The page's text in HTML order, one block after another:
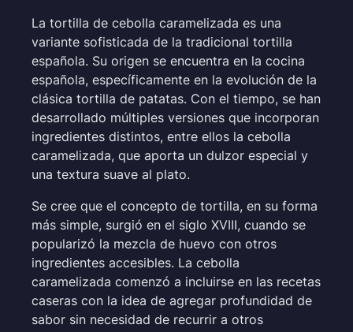
La tortilla de cebolla caramelizada es una
variante sofisticada de la tradicional tortilla
española. Su origen se encuentra en la cocina
española, específicamente en la evolución de la
clásica tortilla de patatas. Con el tiempo, se han
desarrollado múltiples versiones que incorporan
ingredientes distintos, entre ellos la cebolla
caramelizada, que aporta un dulzor especial y
una textura suave al plato.
Se cree que el concepto de tortilla, en su forma
más simple, surgió en el siglo XVIII, cuando se
popularizó la mezcla de huevo con otros
ingredientes accesibles. La cebolla
caramelizada comenzó a incluirse en las recetas
caseras con la idea de agregar profundidad de
sabor sin necesidad de recurrir a otros